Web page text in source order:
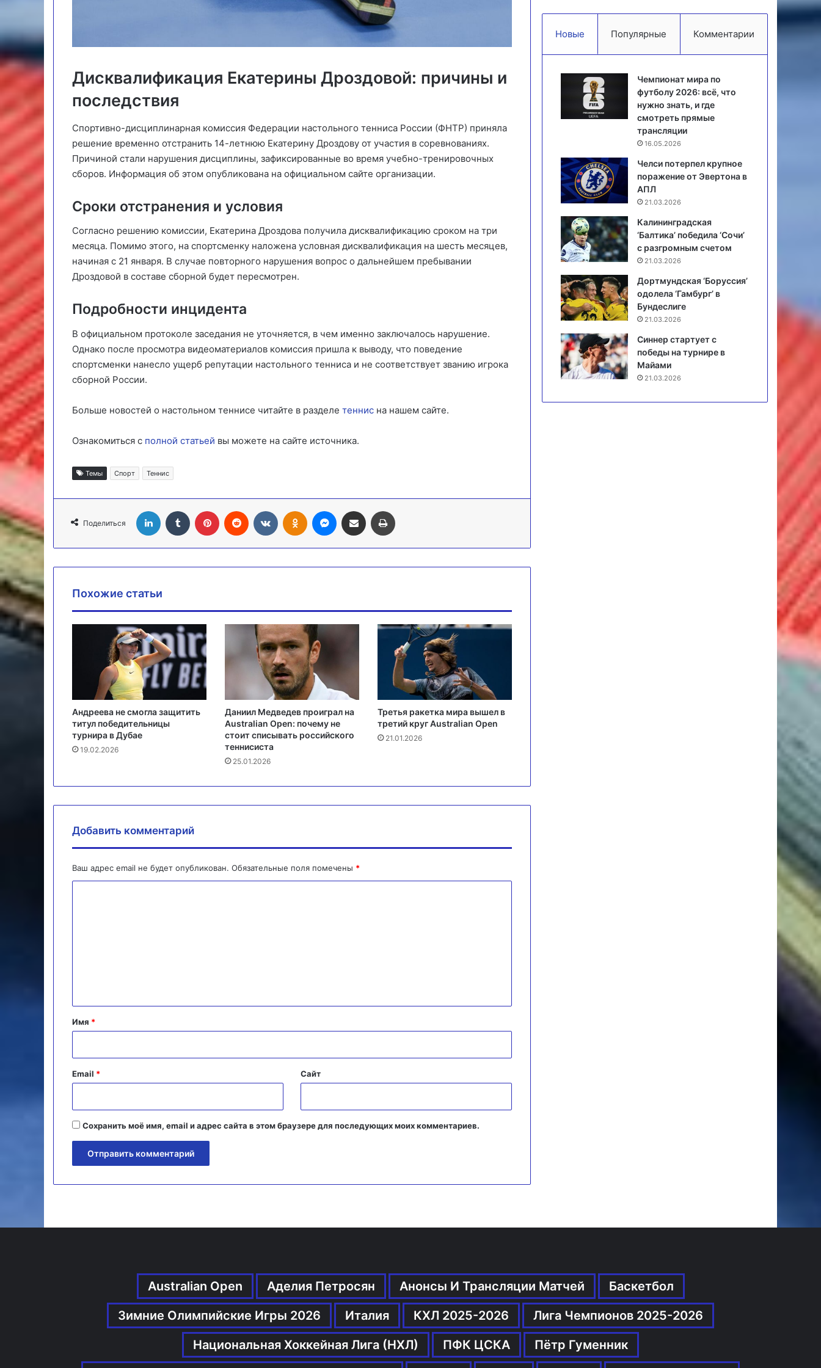
Дисквалификация Екатерины Дроздовой: причины и
последствия
Спортивно-дисциплинарная комиссия Федерации настольного тенниса России (ФНТР) приняла
решение временно отстранить 14-летнюю Екатерину Дроздову от участия в соревнованиях.
Причиной стали нарушения дисциплины, зафиксированные во время учебно-тренировочных
сборов. Информация об этом опубликована на официальном сайте организации.
Сроки отстранения и условия
Согласно решению комиссии, Екатерина Дроздова получила дисквалификацию сроком на три
месяца. Помимо этого, на спортсменку наложена условная дисквалификация на шесть месяцев,
начиная с 21 января. В случае повторного нарушения вопрос о дальнейшем пребывании
Дроздовой в составе сборной будет пересмотрен.
Подробности инцидента
В официальном протоколе заседания не уточняется, в чем именно заключалось нарушение.
Однако после просмотра видеоматериалов комиссия пришла к выводу, что поведение
спортсменки нанесло ущерб репутации настольного тенниса и не соответствует званию игрока
сборной России.
Больше новостей о настольном теннисе читайте в разделе теннис на нашем сайте.
Ознакомиться с полной статьей вы можете на сайте источника.
Темы Спорт Теннис
Поделиться
LinkedIn Tumblr Pinterest Reddit ВконтактеОдноклассники
MessengerПоделиться через электронную почту
Похожие статьи
Андреева не смогла защитить
титул победительницы
турнира в Дубае
19.02.2026
Даниил Медведев проиграл на
Australian Open: почему не
стоит списывать российского
теннисиста
25.01.2026
Третья ракетка мира вышел в
третий круг Australian Open
21.01.2026
Добавить комментарий
Ваш адрес email не будет опубликован. Обязательные поля помечены *
а
й
Имя *
Email * Сайт
Сохранить моё имя, email и адрес сайта в этом браузере для последующих моих комментариев.
Новые Популярные Комментарии
Чемпионат мира по
футболу 2026: всё, что
нужно знать, и где
смотреть прямые
трансляции
16.05.2026
Челси потерпел крупное
поражение от Эвертона в
АПЛ
21.03.2026
Калининградская
‘Балтика’ победила ‘Сочи’
с разгромным счетом
21.03.2026
Дортмундская ‘Боруссия’
одолела ‘Гамбург’ в
Бундеслиге
21.03.2026
Синнер стартует с
победы на турнире в
Майами
21.03.2026
Australian Open Аделия Петросян Анонсы И Трансляции Матчей
Баскетбол
Зимние Олимпийские Игры 2026
Италия КХЛ 2025-2026
Лига Чемпионов 2025-2026
Национальная Хоккейная Лига (НХЛ)
ПФК ЦСКА
Пётр Гуменник